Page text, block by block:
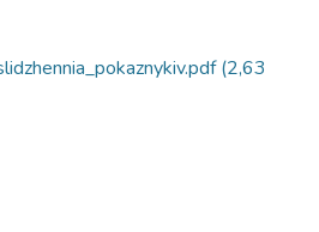
(2,63